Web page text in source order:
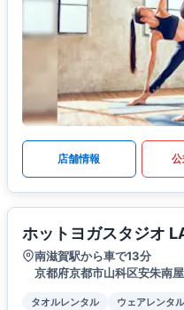
店舗情報 公
ホットヨガスタジオ
南滋賀駅から車で13分
京都府京都市山科区安朱南
タオルレンタル ウェアレンタル